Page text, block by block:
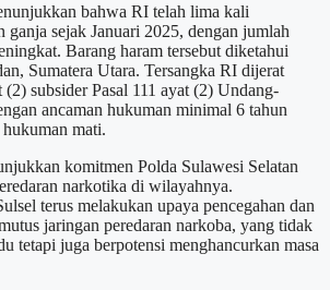
bahwa RI telah lima kali
ganja sejak Januari 2025, dengan jumlah
Barang haram tersebut diketahui
Sumatera Utara. Tersangka RI dijerat
(2) subsider Pasal 111 ayat (2) Undang-
ancaman hukuman minimal 6 tahun
mati.
komitmen Polda Sulawesi Selatan
narkotika di wilayahnya.
terus melakukan upaya pencegahan dan
jaringan peredaran narkoba, yang tidak
tetapi juga berpotensi menghancurkan masa